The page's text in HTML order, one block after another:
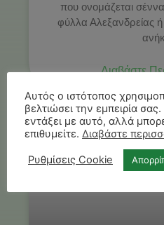
που ονομάζεται
φύλλα Αλεξανδρείας
Διαβάστε
Αυτός ο ιστότοπος
βελτιώσει την εμπειρία
εντάξει με αυτό, αλλά
επιθυμείτε. Διαβάστε
Ρυθμίσεις Cookie